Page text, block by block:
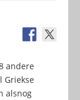
andere
Griekse
alsnog